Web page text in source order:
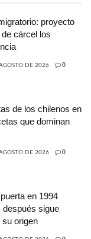
proyecto
cárcel los
DE 2026 0
de los chilenos en
que dominan
DE 2026 0
en 1994
después sigue
su origen